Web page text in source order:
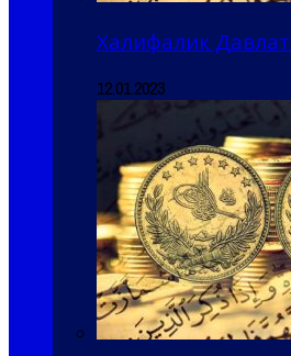
Халифалик
12.01.2023